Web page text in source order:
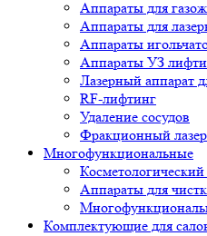
Аппараты для
Аппараты для
Аппараты
Аппараты УЗ
Лазерный аппарат
RF-лифтинг
Удаление сосудов
Фракционный лазер
Многофункциональные
Аппараты для
Комплектующие для